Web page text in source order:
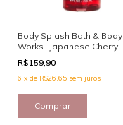
Body Splash Bath & Body
Works- Japanese Cherry
Blossom 236ml
R$159,90
6 x de R$26,65 sem juros